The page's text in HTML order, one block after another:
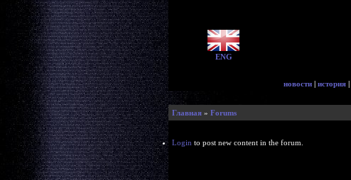
ENG
новости | история |
Главная » Forums
Login to post new content in the forum.